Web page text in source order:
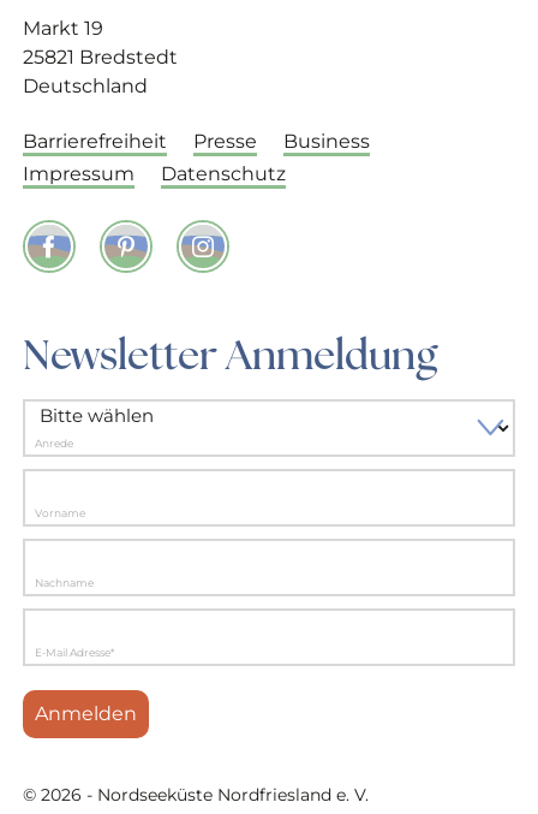
Markt 19
25821 Bredstedt
Deutschland
Barrierefreiheit Presse
Business
Impressum
Datenschutz
FacebookPinterestInstagram
Newsletter Anmeldung
Anrede
Vorname
Nachname
E-Mail Adresse*
Anmelden
© 2026 - Nordseeküste Nordfriesland e. V.